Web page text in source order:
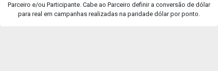
Parceiro e/ou Participante. Cabe ao Parceiro definir a conversão de dólar
para real em campanhas realizadas na paridade dólar por ponto.